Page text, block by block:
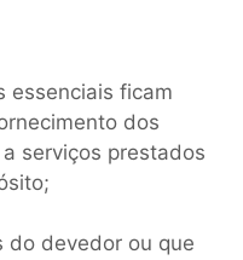
essenciais ficam
dos
serviços prestados
do devedor ou que